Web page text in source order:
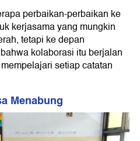
perbaikan-perbaikan ke
kerjasama yang mungkin
tetapi ke depan
kolaborasi itu berjalan
setiap catatan
Menabung